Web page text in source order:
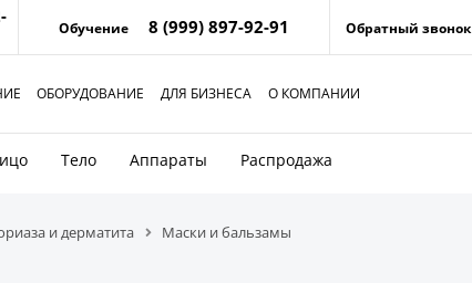
Обучение 8 (999) 897-92-91 Обратный звонок
ОБОРУДОВАНИЕ ДЛЯ БИЗНЕСА О КОМПАНИИ
Тело Аппараты Распродажа
и дерматита Маски и бальзамы